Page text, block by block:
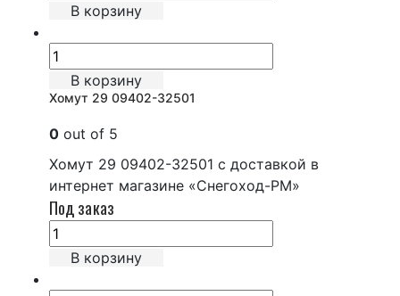
В корзину
В корзину
Хомут 29 09402-32501
0 out of 5
Хомут 29 09402-32501 с доставкой в
интернет магазине «Снегоход-РМ»
Под заказ
В корзину